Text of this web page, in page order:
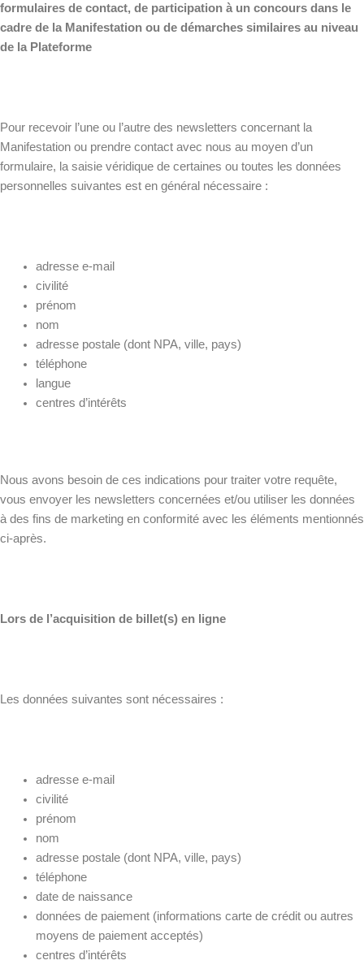
formulaires de contact, de participation à un concours dans le
cadre de la Manifestation ou de démarches similaires au niveau
de la Plateforme
Pour recevoir l’une ou l’autre des newsletters concernant la
Manifestation ou prendre contact avec nous au moyen d’un
formulaire, la saisie véridique de certaines ou toutes les données
personnelles suivantes est en général nécessaire :
adresse e-mail
civilité
prénom
nom
adresse postale (dont NPA, ville, pays)
téléphone
langue
centres d’intérêts
Nous avons besoin de ces indications pour traiter votre requête,
vous envoyer les newsletters concernées et/ou utiliser les données
à des fins de marketing en conformité avec les éléments mentionnés
ci-après.
Lors de l’acquisition de billet(s) en ligne
Les données suivantes sont nécessaires :
adresse e-mail
civilité
prénom
nom
adresse postale (dont NPA, ville, pays)
téléphone
date de naissance
données de paiement (informations carte de crédit ou autres
moyens de paiement acceptés)
centres d’intérêts